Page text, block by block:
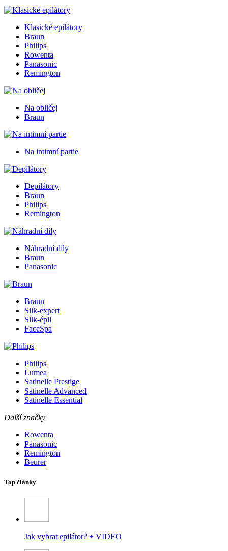
Klasické epilátory
Braun
Philips
Rowenta
Panasonic
Remington
Na obličej
Braun
Na intimní partie
Depilátory
Braun
Philips
Remington
Náhradní díly
Braun
Panasonic
Braun
Silk-expert
Silk-épil
FaceSpa
Philips
Lumea
Satinelle Prestige
Satinelle Advanced
Satinelle Essential
Další značky
Rowenta
Panasonic
Remington
Beurer
Top články
Jak vybrat epilátor? + VIDEO